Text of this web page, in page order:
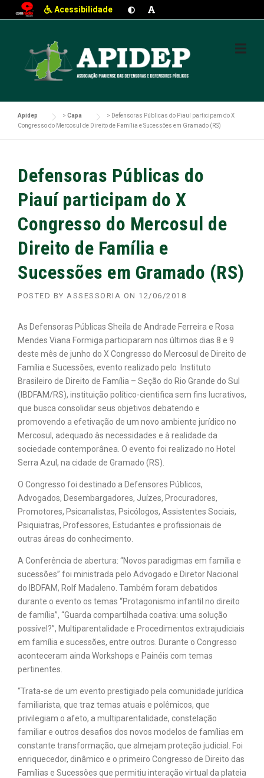
Acessibilidade
Apidep > Capa > Defensoras Públicas do Piauí participam do X
Congresso do Mercosul de Direito de Família e Sucessões em Gramado (RS)
Defensoras Públicas do
Piauí participam do X
Congresso do Mercosul de
Direito de Família e
Sucessões em Gramado (RS)
POSTED BY ASSESSORIA ON 12/06/2018
As Defensoras Públicas Sheila de Andrade Ferreira e Rosa
Mendes Viana Formiga participaram nos últimos dias 8 e 9
deste mês de junho do X Congresso do Mercosul de Direito de
Família e Sucessões, evento realizado pelo Instituto
Brasileiro de Direito de Família – Seção do Rio Grande do Sul
(IBDFAM/RS), instituição político-cientifica sem fins lucrativos,
que busca consolidar seus objetivos debatendo e
promovendo a efetivação de um novo ambiente jurídico no
Mercosul, adequado às necessidades e à realidade da
sociedade contemporânea. O evento foi realizado no Hotel
Serra Azul, na cidade de Gramado (RS).
O Congresso foi destinado a Defensores Públicos,
Advogados, Desembargadores, Juízes, Procuradores,
Promotores, Psicanalistas, Psicólogos, Assistentes Sociais,
Psiquiatras, Professores, Estudantes e profissionais de
outras áreas do conhecimento.
A Conferência de abertura: “Novos paradigmas em família e
sucessões” foi ministrada pelo Advogado e Diretor Nacional
do IBDFAM, Rolf Madaleno. Também foram debatidos
durante o evento os temas “Protagonismo infantil no direito
de família”, “Guarda compartilhada coativa: uma solução
possível?”, Multiparentalidade e Procedimentos extrajudiciais
em família e sucessões, entre outros. Durante o Congresso
aconteceram ainda Workshops e Painéis com temas
pertinentes.
“Trata-se de um evento prestigiado pela comunidade jurídica
familiarista, que traz temas atuais e polêmicos, que
privilegiam o afeto, a multiparentalidade, constelação
familiar e outros desafios dos novos modelos de famílias em
constante transformação, que almejam proteção judicial. Foi
enriquecedor, dinâmico e o primeiro Congresso de Direito das
Famílias e Sucessões que permitiu interação virtual da plateia